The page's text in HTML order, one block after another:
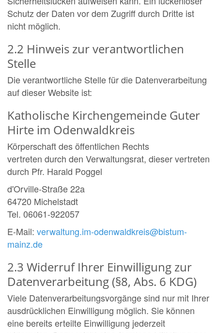
Schutz der Daten vor dem Zugriff durch Dritte ist
nicht möglich.
2.2 Hinweis zur verantwortlichen
Stelle
Die verantwortliche Stelle für die Datenverarbeitung
auf dieser Website ist:
Katholische Kirchengemeinde Guter
Hirte im Odenwaldkreis
Körperschaft des öffentlichen Rechts
vertreten durch den Verwaltungsrat, dieser vertreten
durch Pfr. Harald Poggel
d'Orville-Straße 22a
64720 Michelstadt
Tel. 06061-922057
E-Mail: verwaltung.im-odenwaldkreis@bistum-
mainz.de
2.3 Widerruf Ihrer Einwilligung zur
Datenverarbeitung (§8, Abs. 6 KDG)
Viele Datenverarbeitungsvorgänge sind nur mit Ihrer
ausdrücklichen Einwilligung möglich. Sie können
eine bereits erteilte Einwilligung jederzeit